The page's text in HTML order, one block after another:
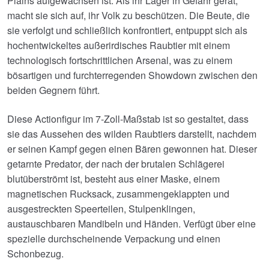
macht sie sich auf, ihr Volk zu beschützen. Die Beute, die
sie verfolgt und schließlich konfrontiert, entpuppt sich als
hochentwickeltes außerirdisches Raubtier mit einem
technologisch fortschrittlichen Arsenal, was zu einem
bösartigen und furchterregenden Showdown zwischen den
beiden Gegnern führt.
Diese Actionfigur im 7-Zoll-Maßstab ist so gestaltet, dass
sie das Aussehen des wilden Raubtiers darstellt, nachdem
er seinen Kampf gegen einen Bären gewonnen hat. Dieser
getarnte Predator, der nach der brutalen Schlägerei
blutüberströmt ist, besteht aus einer Maske, einem
magnetischen Rucksack, zusammengeklappten und
ausgestreckten Speerteilen, Stulpenklingen,
austauschbaren Mandibeln und Händen. Verfügt über eine
spezielle durchscheinende Verpackung und einen
Schonbezug.